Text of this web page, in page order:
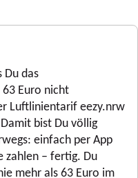
Du das
Euro nicht
Luftlinientarif eezy.nrw
bist Du völlig
einfach per App
zahlen – fertig. Du
mehr als 63 Euro im